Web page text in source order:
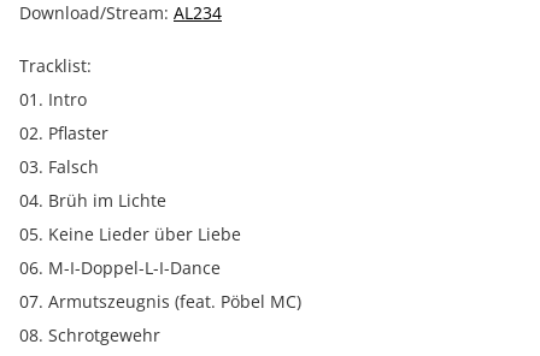
Download/Stream: AL234
Tracklist:
01. Intro
02. Pflaster
03. Falsch
04. Brüh im Lichte
05. Keine Lieder über Liebe
06. M-I-Doppel-L-I-Dance
07. Armutszeugnis (feat. Pöbel MC)
08. Schrotgewehr